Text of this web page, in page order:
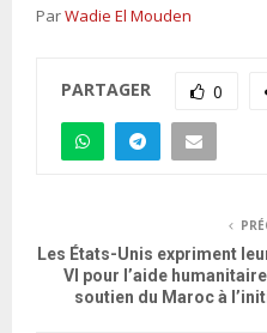
ParWadie El Mouden
PARTAGER 0
Les États-Unis expriment
VI pour l’aide
soutien du Maroc à